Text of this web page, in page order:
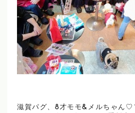
滋賀パグ、8才モモ&メルちゃん♡